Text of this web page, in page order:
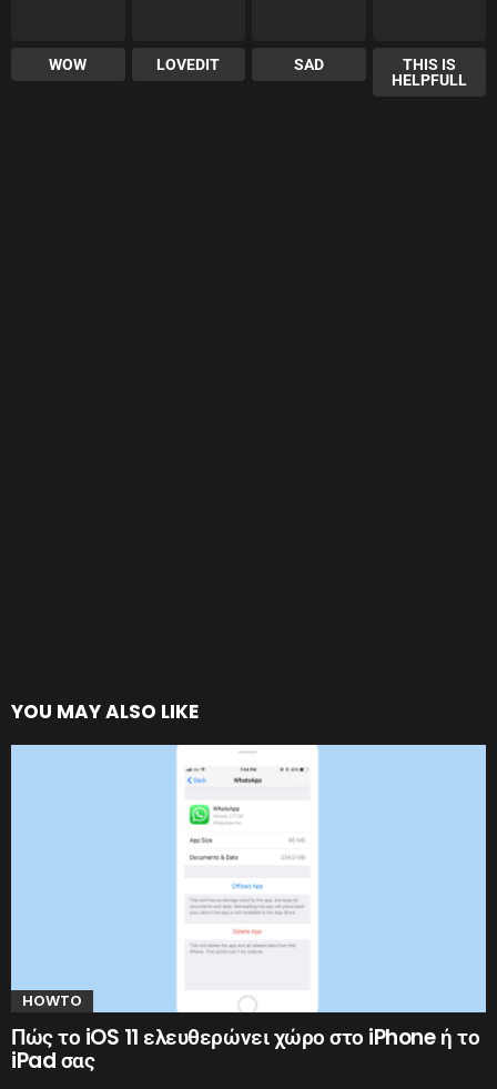
WOW LOVEDIT SAD
THIS IS
HELPFULL
YOU MAY ALSO LIKE
HOWTO
Πώς το iOS 11 ελευθερώνει χώρο στο iPhone ή το
iPad σας